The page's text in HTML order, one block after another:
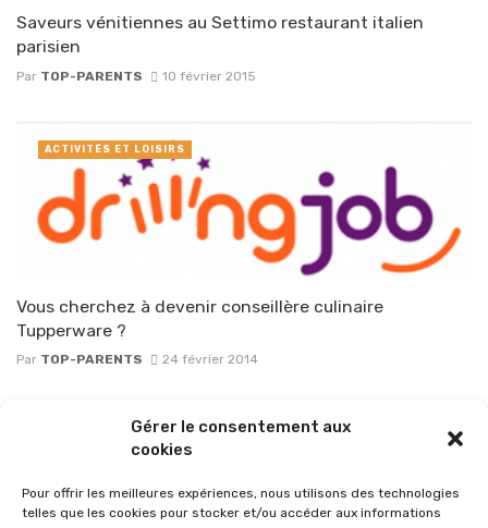
Gérer le consentement aux
cookies
Pour offrir les meilleures expériences, nous utilisons des technologies
telles que les cookies pour stocker et/ou accéder aux informations
Saveurs vénitiennes au Settimo restaurant italien
parisien
Par TOP-PARENTS 10 février 2015
Vous cherchez à devenir conseillère culinaire
Tupperware ?
Par TOP-PARENTS 24 février 2014
ACTIVITÉS ET LOISIRS
1 2 3 ... 6